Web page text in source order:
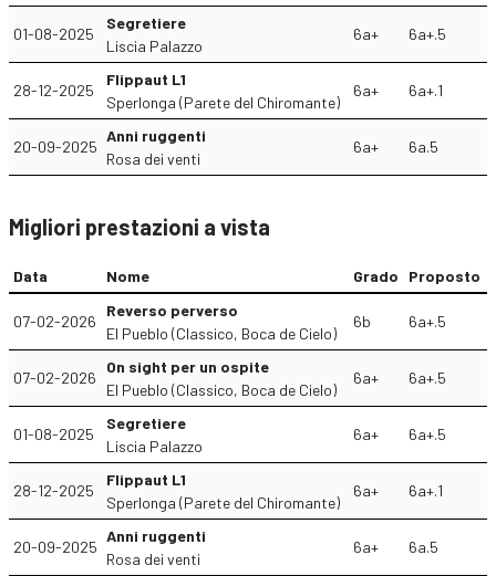
01-08-2025
Segretiere
Liscia Palazzo
6a+ 6a+.5
28-12-2025
Flippaut L1
Sperlonga (Parete del Chiromante)
6a+ 6a+.1
20-09-2025
Anni ruggenti
Rosa dei venti
6a+ 6a.5
Migliori prestazioni a vista
Data Nome Grado Proposto
07-02-2026
Reverso perverso
El Pueblo (Classico, Boca de Cielo)
6b 6a+.5
07-02-2026
On sight per un ospite
El Pueblo (Classico, Boca de Cielo)
6a+ 6a+.5
01-08-2025
Segretiere
Liscia Palazzo
6a+ 6a+.5
28-12-2025
Flippaut L1
Sperlonga (Parete del Chiromante)
6a+ 6a+.1
20-09-2025
Anni ruggenti
Rosa dei venti
6a+ 6a.5